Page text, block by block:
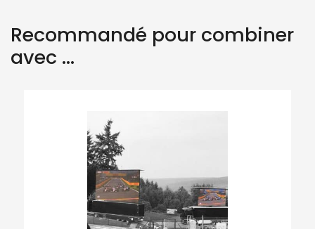
Recommandé pour combiner
avec ...